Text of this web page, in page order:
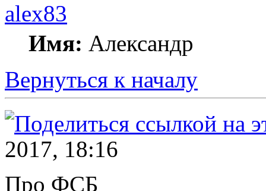
alex83
Имя: Александр
Вернуться к началу
2017, 18:16
Про ФСБ